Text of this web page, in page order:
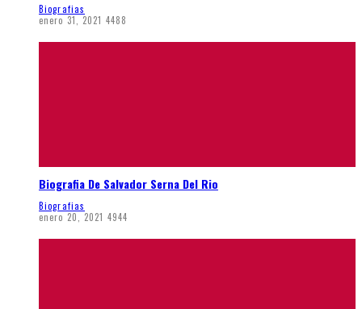
Biografias
enero 31, 2021 4488
Biografia De Salvador Serna Del Rio
Biografias
enero 20, 2021 4944